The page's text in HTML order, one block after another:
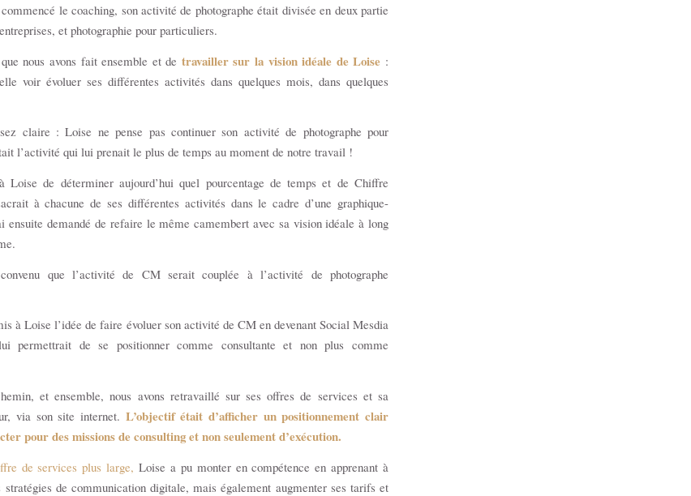
le coaching, son activité de photographe était divisée en deux partie
et photographie pour particuliers.
nous avons fait ensemble et de travailler sur la vision idéale de Loise :
voir évoluer ses différentes activités dans quelques mois, dans quelques
claire : Loise ne pense pas continuer son activité de photographe pour
l’activité qui lui prenait le plus de temps au moment de notre travail !
Loise de déterminer aujourd’hui quel pourcentage de temps et de Chiffre
à chacune de ses différentes activités dans le cadre d’une graphique-
ensuite demandé de refaire le même camembert avec sa vision idéale à long
que l’activité de CM serait couplée à l’activité de photographe
à Loise l’idée de faire évoluer son activité de CM en devenant Social Mesdia
permettrait de se positionner comme consultante et non plus comme
et ensemble, nous avons retravaillé sur ses offres de services et sa
via son site internet. L’objectif était d’afficher un positionnement clair
pour des missions de consulting et non seulement d’exécution.
de services plus large, Loise a pu monter en compétence en apprenant à
stratégies de communication digitale, mais également augmenter ses tarifs et